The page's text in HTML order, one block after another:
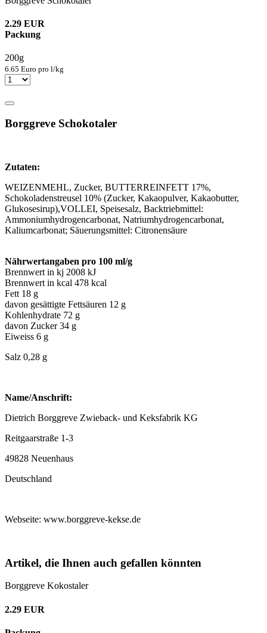
2.29 EUR
Packung
200g
6.65 Euro pro l/kg
Borggreve Schokotaler
Zutaten:
WEIZENMEHL, Zucker, BUTTERREINFETT 17%,
Schokoladenstreusel 10% (Zucker, Kakaopulver, Kakaobutter,
Glukosesirup),VOLLEI, Speisesalz, Backtriebmittel:
Ammoniumhydrogencarbonat, Natriumhydrogencarbonat,
Kaliumcarbonat; Säuerungsmittel: Citronensäure
Nährwertangaben pro 100 ml/g
Brennwert in kj 2008 kJ
Brennwert in kcal 478 kcal
Fett 18 g
davon gesättigte Fettsäuren 12 g
Kohlenhydrate 72 g
davon Zucker 34 g
Eiweiss 6 g
Salz 0,28 g
Name/Anschrift:
Dietrich Borggreve Zwieback- und Keksfabrik KG
Reitgaarstraße 1-3
49828 Neuenhaus
Deutschland
Webseite: www.borggreve-kekse.de
Artikel, die Ihnen auch gefallen könnten
Borggreve Kokostaler
2.29 EUR